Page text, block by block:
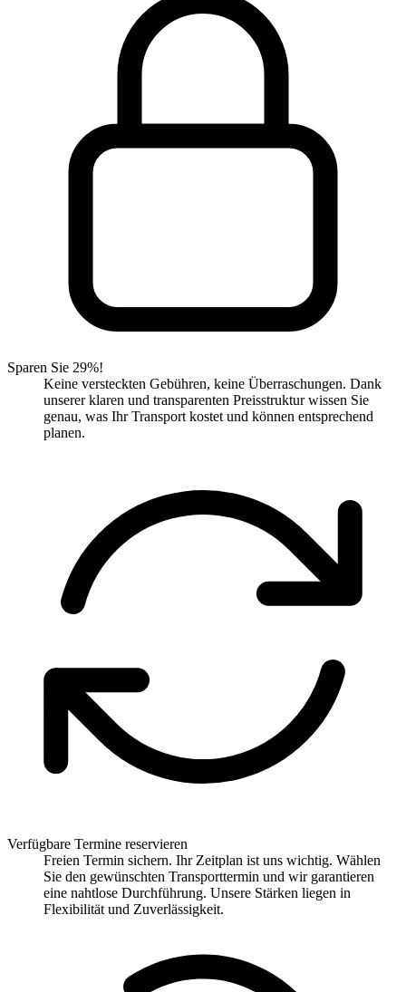
Sparen Sie 29%!
Keine versteckten Gebühren, keine Überraschungen. Dank
unserer klaren und transparenten Preisstruktur wissen Sie
genau, was Ihr Transport kostet und können entsprechend
planen.
Verfügbare Termine reservieren
Freien Termin sichern. Ihr Zeitplan ist uns wichtig. Wählen
Sie den gewünschten Transporttermin und wir garantieren
eine nahtlose Durchführung. Unsere Stärken liegen in
Flexibilität und Zuverlässigkeit.